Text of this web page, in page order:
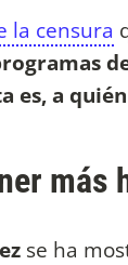
la censura
es, a
más
se ha